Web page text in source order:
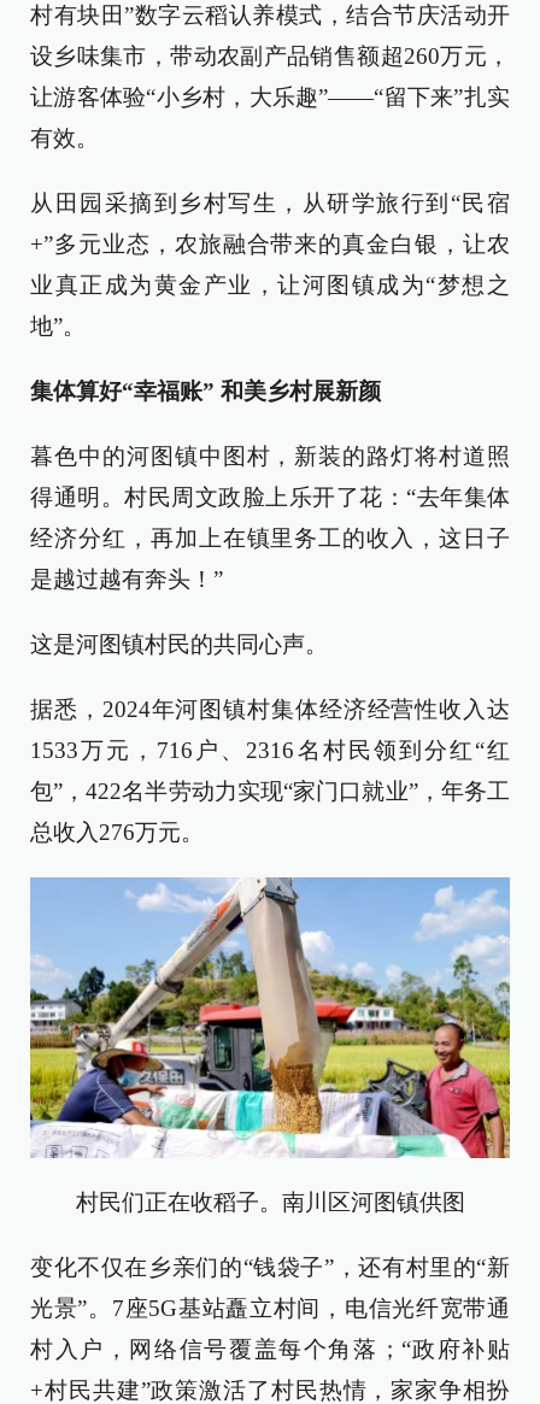
村有块田”数字云稻认养模式，结合节庆活动开
设乡味集市，带动农副产品销售额超260万元，
让游客体验“小乡村，大乐趣”——“留下来”扎实
有效。
从田园采摘到乡村写生，从研学旅行到“民宿
+”多元业态，农旅融合带来的真金白银，让农
业真正成为黄金产业，让河图镇成为“梦想之
地”。
集体算好“幸福账” 和美乡村展新颜
暮色中的河图镇中图村，新装的路灯将村道照
得通明。村民周文政脸上乐开了花：“去年集体
经济分红，再加上在镇里务工的收入，这日子
是越过越有奔头！”
这是河图镇村民的共同心声。
据悉，2024年河图镇村集体经济经营性收入达
1533万元，716户、2316名村民领到分红“红
包”，422名半劳动力实现“家门口就业”，年务工
总收入276万元。
村民们正在收稻子。南川区河图镇供图
变化不仅在乡亲们的“钱袋子”，还有村里的“新
光景”。7座5G基站矗立村间，电信光纤宽带通
村入户，网络信号覆盖每个角落；“政府补贴
+村民共建”政策激活了村民热情，家家争相扮